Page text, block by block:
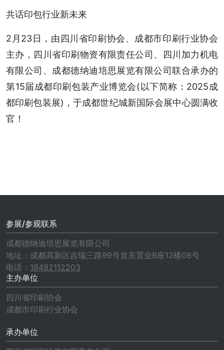
共话印包行业新未来
2月23日，由四川省印刷协会、成都市印刷行业协会
主办，四川省印刷物资有限责任公司、四川加力机电
有限公司、成都德纳迪培思展览有限公司联合承办的
第15届成都印刷包装产业博览会(以下简称：2025成
都印刷包装展)，于成都世纪城新国际会展中心圆满收
官！
参展/参观联系
成都德纳迪培思展览有限公司
地址：成都高新区吉瑞三路99号首东置业B座12楼08号
电话： 18482112203
主办单位
四川省印刷协会
成都市印刷行业协会
承办单位